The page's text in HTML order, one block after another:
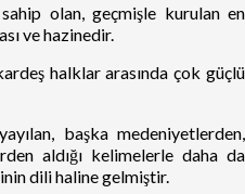
olan, geçmişle kurulan en
ve hazinedir.
halklar arasında çok güçlü
başka medeniyetlerden,
aldığı kelimelerle daha da
dili haline gelmiştir.